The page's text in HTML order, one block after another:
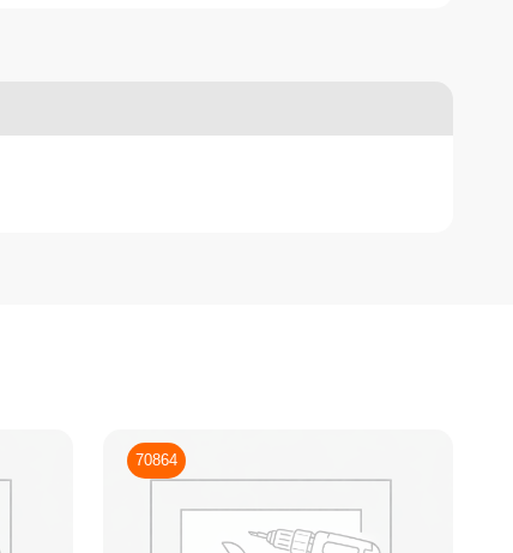
70864